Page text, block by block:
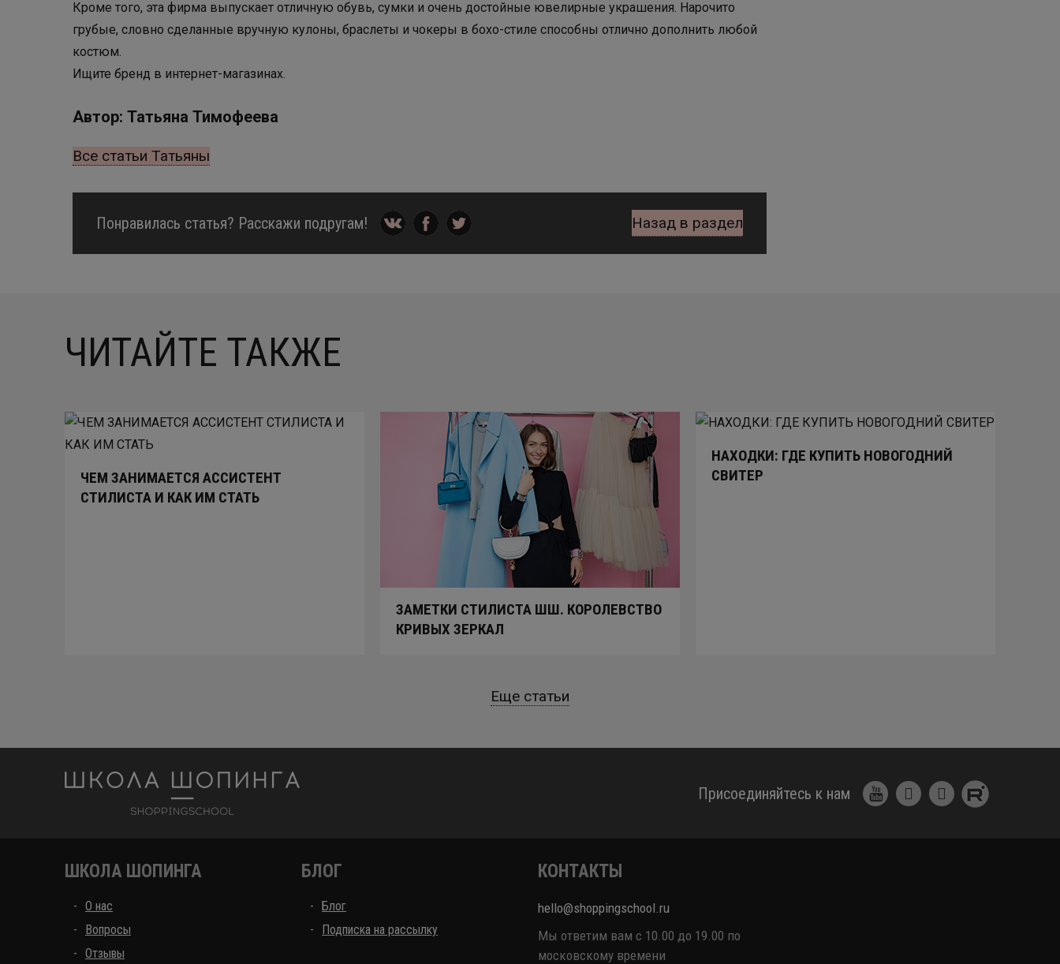
Кроме того, эта фирма выпускает отличную обувь, сумки и очень достойные ювелирные украшения. Нарочито
грубые, словно сделанные вручную кулоны, браслеты и чокеры в бохо-стиле способны отлично дополнить любой
костюм.
Ищите бренд в интернет-магазинах.
Автор: Татьяна Тимофеева
Все статьи Татьяны
Понравилась статья? Расскажи подругам! Назад в раздел
ЧИТАЙТЕ ТАКЖЕ
ЧЕМ ЗАНИМАЕТСЯ АССИСТЕНТ
СТИЛИСТА И КАК ИМ СТАТЬ
ЗАМЕТКИ СТИЛИСТА ШШ. КОРОЛЕВСТВО
КРИВЫХ ЗЕРКАЛ
НАХОДКИ: ГДЕ КУПИТЬ НОВОГОДНИЙ
СВИТЕР
Еще статьи
Присоединяйтесь к нам
ШКОЛА ШОПИНГА
О нас
Вопросы
Отзывы
БЛОГ
Блог
Подписка на рассылку
КОНТАКТЫ
hello@shoppingschool.ru
Мы ответим вам с 10.00 до 19.00 по
московскому времени